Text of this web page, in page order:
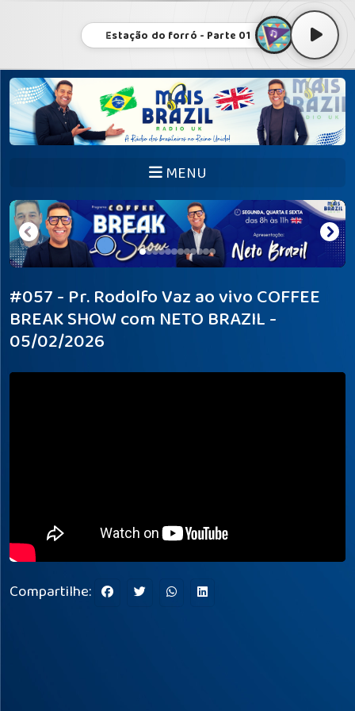
Estação do forró - Parte 01
MENU
#057 - Pr. Rodolfo Vaz ao vivo COFFEE
BREAK SHOW com NETO BRAZIL -
05/02/2026
Compartilhe: